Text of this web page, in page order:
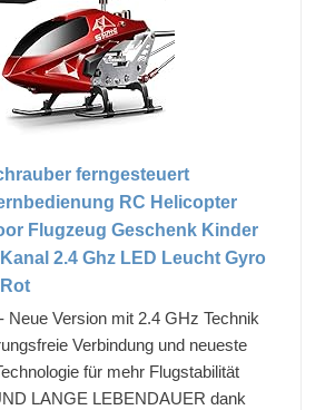
ferngesteuert
RC Helicopter
Flugzeug Geschenk Kinder
2.4 Ghz LED Leucht Gyro
Neue Version mit 2.4 GHz Technik
Verbindung und neueste
für mehr Flugstabilität
LANGE LEBENDAUER dank